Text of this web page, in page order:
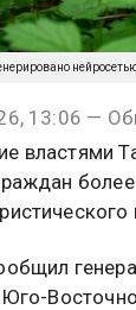
13:06 —
властями